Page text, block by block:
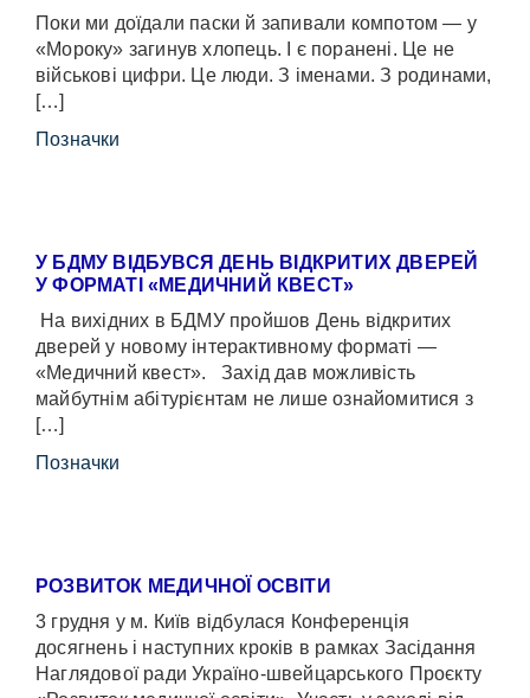
Поки ми доїдали паски й запивали компотом — у
«Мороку» загинув хлопець. І є поранені. Це не
військові цифри. Це люди. З іменами. З родинами,
[…]
Позначки
У БДМУ ВІДБУВСЯ ДЕНЬ ВІДКРИТИХ ДВЕРЕЙ
У ФОРМАТІ «МЕДИЧНИЙ КВЕСТ»
На вихідних в БДМУ пройшов День відкритих
дверей у новому інтерактивному форматі —
«Медичний квест». Захід дав можливість
майбутнім абітурієнтам не лише ознайомитися з
[…]
Позначки
РОЗВИТОК МЕДИЧНОЇ ОСВІТИ
3 грудня у м. Київ відбулася Конференція
досягнень і наступних кроків в рамках Засідання
Наглядової ради Україно-швейцарського Проєкту